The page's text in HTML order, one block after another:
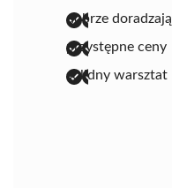
dobrze doradzają
przystępne ceny
solidny warsztat